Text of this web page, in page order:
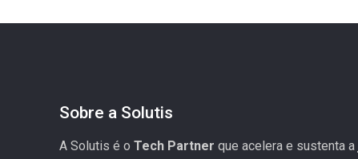
Sobre a Solutis
A Solutis é o Tech Partner que acelera e sustenta a